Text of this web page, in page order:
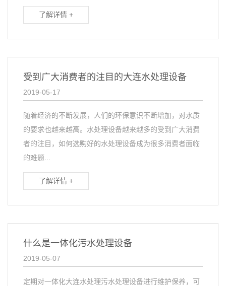
了解详情 +
受到广大消费者的注目的大连水处理设备
2019-05-17
随着经济的不断发展，人们的环保意识不断增加，对水质
的要求也越来越高。水处理设备越来越多的受到广大消费
者的注目，如何选购好的水处理设备成为很多消费者面临
的难题...
了解详情 +
什么是一体化污水处理设备
2019-05-07
定期对一体化大连水处理污水处理设备进行维护保养，可